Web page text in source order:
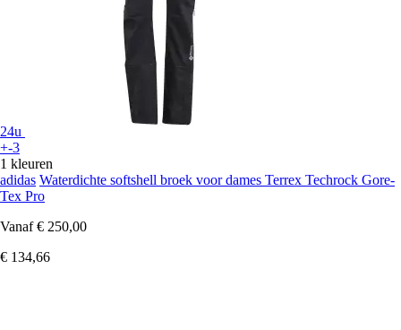
24u
+-3
1 kleuren
adidas Waterdichte softshell broek voor dames Terrex Techrock Gore-
Tex Pro
Vanaf € 250,00
€ 134,66